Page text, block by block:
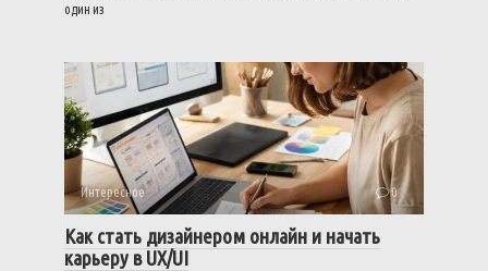
один из
Интересное 0
Как стать дизайнером онлайн и начать
карьеру в UX/UI